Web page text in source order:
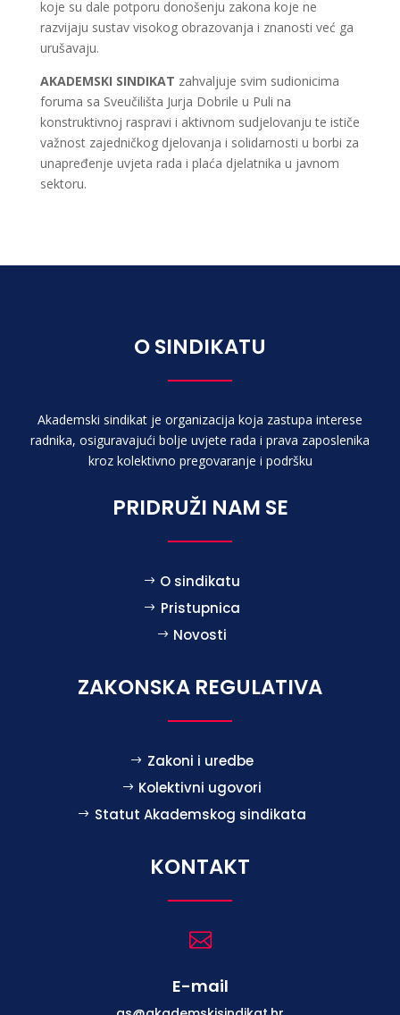
koje su dale potporu donošenju zakona koje ne
razvijaju sustav visokog obrazovanja i znanosti već ga
urušavaju.
AKADEMSKI SINDIKAT zahvaljuje svim sudionicima
foruma sa Sveučilišta Jurja Dobrile u Puli na
konstruktivnoj raspravi i aktivnom sudjelovanju te ističe
važnost zajedničkog djelovanja i solidarnosti u borbi za
unapređenje uvjeta rada i plaća djelatnika u javnom
sektoru.
O SINDIKATU
Akademski sindikat je organizacija koja zastupa interese
radnika, osiguravajući bolje uvjete rada i prava zaposlenika
kroz kolektivno pregovaranje i podršku
PRIDRUŽI NAM SE
O sindikatu
Pristupnica
Novosti
ZAKONSKA REGULATIVA
Zakoni i uredbe
Kolektivni ugovori
Statut Akademskog sindikata
KONTAKT

E-mail